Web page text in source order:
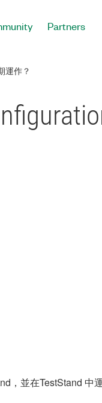
Partners
運作？
，並在TestStand 中